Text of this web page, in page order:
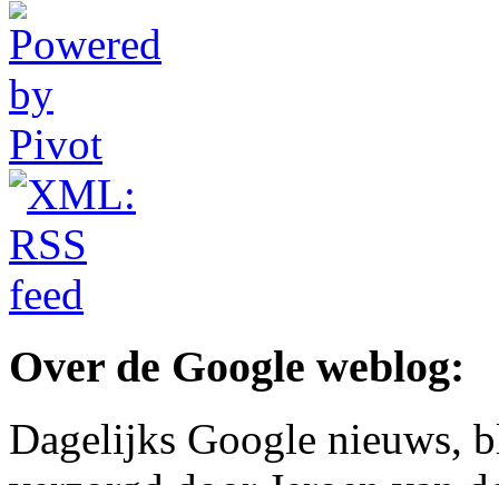
Over de Google weblog:
Dagelijks Google nieuws,